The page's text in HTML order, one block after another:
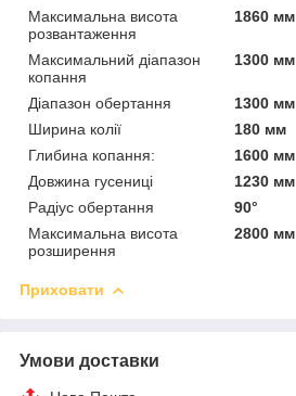
Максимальна висота
розвантаження
1860 мм
Максимальний діапазон
копання
1300 мм
Діапазон обертання
1300 мм
Ширина колії
180 мм
Глибина копання:
1600 мм
Довжина гусениці
1230 мм
Радіус обертання
90°
Максимальна висота
розширення
2800 мм
Приховати
Умови доставки